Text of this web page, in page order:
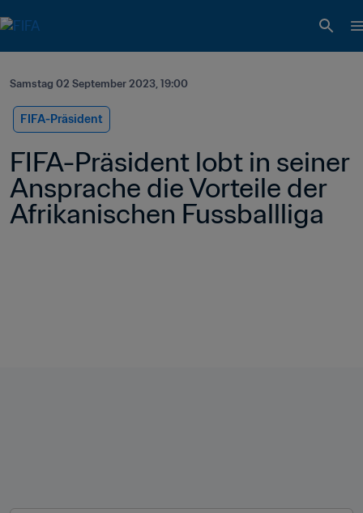
Samstag 02 September 2023, 19:00
FIFA-Präsident
FIFA-Präsident lobt in seiner
Ansprache die Vorteile der
Afrikanischen Fussballliga